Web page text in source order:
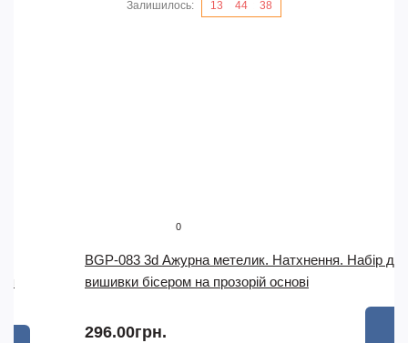
Залишилось: 13 44 37
BGP-083 3d Ажурна метелик. Натхнення. Набір для
вишивки бісером на прозорій основі
296.00грн.